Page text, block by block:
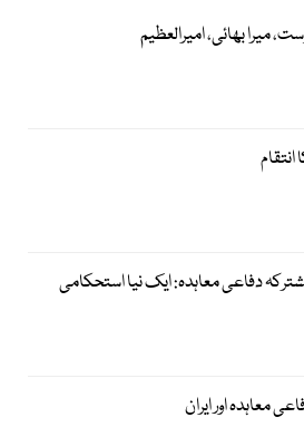
میرا بھائی، امیرالعظیم
انتقام
دفاعی معاہدہ: ایک نیا استحکامی
معاہدہ اور ایران